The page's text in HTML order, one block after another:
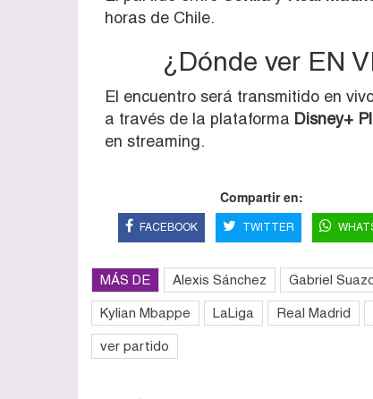
horas de Chile.
¿Dónde ver EN
El encuentro será transmitido en
a través de la plataforma Disney+
en streaming.
Compartir en:
FACEBOOK TWITTER
MÁS DE Alexis Sánchez Gabriel
Kylian Mbappe LaLiga Real Madrid
ver partido